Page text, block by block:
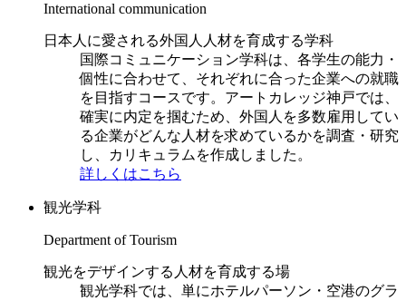
International communication
日本人に愛される外国人人材を育成する学科
国際コミュニケーション学科は、各学生の能力・
個性に合わせて、それぞれに合った企業への就職
を目指すコースです。アートカレッジ神戸では、
確実に内定を掴むため、外国人を多数雇用してい
る企業がどんな人材を求めているかを調査・研究
し、カリキュラムを作成しました。
詳しくはこちら
観光学科
Department of Tourism
観光をデザインする人材を育成する場
観光学科では、単にホテルパーソン・空港のグラ